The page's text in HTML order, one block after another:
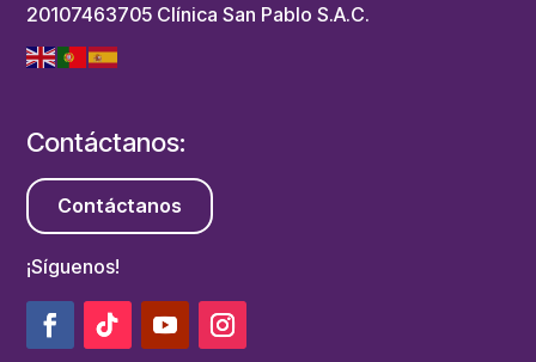
20107463705 Clínica San Pablo S.A.C.
Contáctanos:
Contáctanos
¡Síguenos!